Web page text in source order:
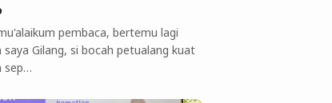
pembaca, bertemu lagi
saya Gilang, si bocah petualang kuat
sep…